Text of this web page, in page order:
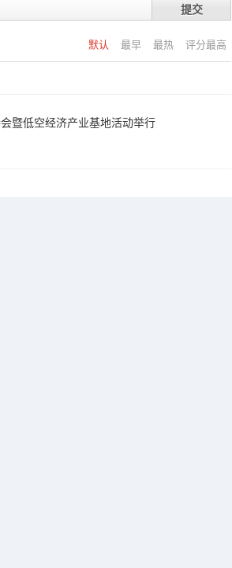
提交
默认 最早 最热 评分最高
暨低空经济产业基地活动举行